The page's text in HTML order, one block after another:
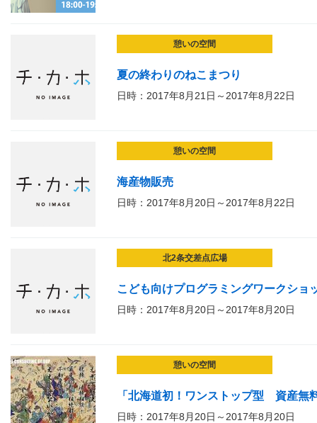
憩いの空間
夏の終わりのねこまつり
日時：2017年8月21日～2017年8月22日
憩いの空間
海産物販売
日時：2017年8月20日～2017年8月22日
北2条交差点広場
こども向けプログラミングワークショ
日時：2017年8月20日～2017年8月20日
憩いの空間
「北海道初！ワンストップ型 資産無
日時：2017年8月20日～2017年8月20日